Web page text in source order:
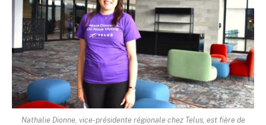
Nathalie Dionne, vice-présidente régionale chez Telus, est fière de